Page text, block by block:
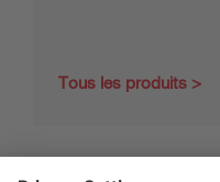
Tous les produits